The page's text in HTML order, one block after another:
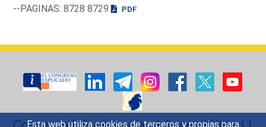
Esta web utiliza cookies de terceros y propias para
--PAGINAS: 8728 8729
PDF